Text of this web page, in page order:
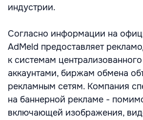
индустрии.
Согласно информации на
AdMeld предоставляет
к системам
аккаунтами, биржам обмена
рекламным сетям. Компания
на баннерной рекламе -
включающей изображения,